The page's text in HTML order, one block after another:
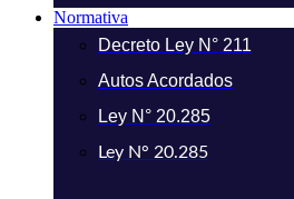
Normativa
Decreto Ley N° 211
Autos Acordados
Ley N° 20.285
Ley N° 20.285